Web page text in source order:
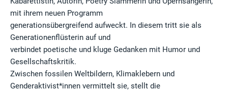
mit ihrem neuen Programm
generationsübergreifend aufweckt. In diesem tritt sie als
Generationenflüsterin auf und
verbindet poetische und kluge Gedanken mit Humor und
Gesellschaftskritik.
Zwischen fossilen Weltbildern, Klimaklebern und
Genderaktivist*innen vermittelt sie, stellt die